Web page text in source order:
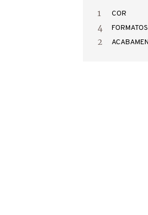
1 COR
4 FORMATOS
2